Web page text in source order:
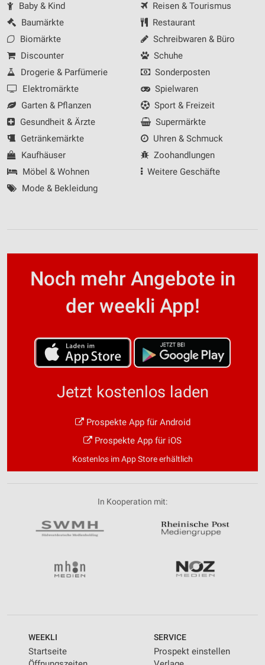
Baby & Kind
Baumärkte
Biomärkte
Discounter
Drogerie & Parfümerie
Elektromärkte
Garten & Pflanzen
Gesundheit & Ärzte
Getränkemärkte
Kaufhäuser
Möbel & Wohnen
Mode & Bekleidung
Reisen & Tourismus
Restaurant
Schreibwaren & Büro
Schuhe
Sonderposten
Spielwaren
Sport & Freizeit
Supermärkte
Uhren & Schmuck
Zoohandlungen
Weitere Geschäfte
Noch mehr Angebote in
der weekli App!
Jetzt kostenlos laden
Prospekte App für Android
Prospekte App für iOS
Kostenlos im App Store erhältlich
In Kooperation mit:
WEEKLI
Startseite
SERVICE
Prospekt einstellen